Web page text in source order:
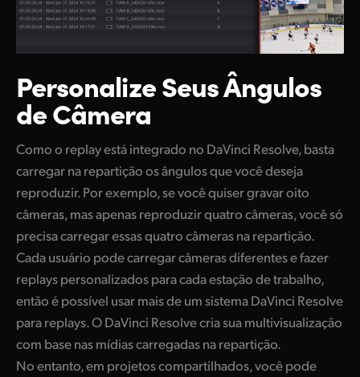
Personalize SeusÂngulos
de Câmera
Como o replay está integrado no DaVinci Resolve, basta
carregar na repartição os ângulos que você deseja
reproduzir. Por exemplo, se você quiser gravar oito
câmeras, mas apenas reproduzir quatro câmeras, você só
precisa carregar essas quatro câmeras na repartição.
Cada usuário pode carregar câmeras diferentes e fazer
replays personalizados para cada estação de trabalho,
então é possível usar mais de um sistema DaVinci Resolve
para replays. O DaVinci Resolve cria sua multivisualização
com base nas mídias carregadas na repartição.
No entanto, em projetos compartilhados, você pode